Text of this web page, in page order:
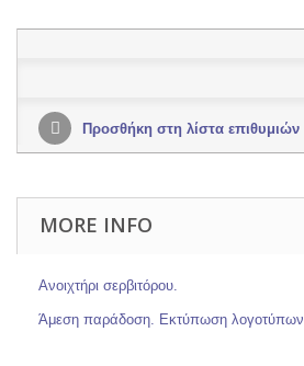
Προσθήκη στη λίστα επιθυμιών
MORE INFO
Ανοιχτήρι σερβιτόρου.
Άμεση παράδοση. Εκτύπωση λογοτύπων.